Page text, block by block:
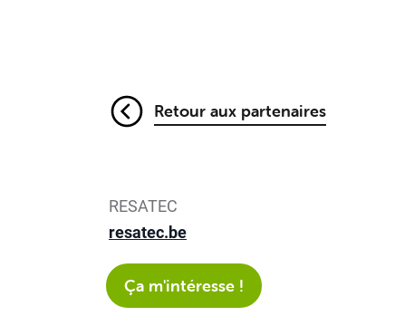
Retour aux partenaires
RESATEC
resatec.be
Ça m'intéresse !